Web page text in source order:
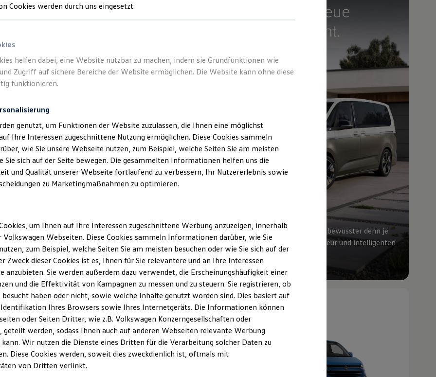
Der ID. Buzz
Ab 52.270,75 € inkl. MwSt.
Ab 43.925,00 € exkl. MwSt.
Platz da. Der neue
Multivan kommt.
Vielseitig wie gewohnt, selbstbewusster denn je:
mit neuer Front, neuem Interieur und intelligenten
Assistenzsystemen
Neuen Multivan entdecken
Neu
Der neue California
Ab 66.086,65 € inkl. MwSt.
Ab 55.535,00 € exkl. MwSt.
Mit Auf- und Umbaulösung Mit Auf- und Umbaulösung
Cookies werden durch uns eingesetzt:
helfen dabei, eine Website nutzbar zu machen, indem sie Grundfunktionen wie
Zugriff auf sichere Bereiche der Website ermöglichen. Die Website kann ohne diese
funktionieren.
genutzt, um Funktionen der Website zuzulassen, die Ihnen eine möglichst
Ihre Interessen zugeschnittene Nutzung ermöglichen. Diese Cookies sammeln
wie Sie unsere Webseite nutzen, zum Beispiel, welche Seiten Sie am meisten
Sie sich auf der Seite bewegen. Die gesammelten Informationen helfen uns die
und Qualität unserer Webseite fortlaufend zu verbessern, Ihr Nutzererlebnis sowie
zu Marketingmaßnahmen zu optimieren.
um Ihnen auf Ihre Interessen zugeschnittene Werbung anzuzeigen, innerhalb
Volkswagen Webseiten. Diese Cookies sammeln Informationen darüber, wie Sie
zum Beispiel, welche Seiten Sie am meisten besuchen oder wie Sie sich auf der
Zweck dieser Cookies ist es, Ihnen für Sie relevantere und an Ihre Interessen
anzubieten. Sie werden außerdem dazu verwendet, die Erscheinungshäufigkeit einer
und die Effektivität von Kampagnen zu messen und zu steuern. Sie registrieren, ob
besucht haben oder nicht, sowie welche Inhalte genutzt worden sind. Dies basiert auf
Ihres Browsers sowie Ihres Internetgeräts. Die Informationen können
oder Seiten Dritter, wie z.B. Volkswagen Konzerngesellschaften oder
geteilt werden, sodass Ihnen auch auf anderen Webseiten relevante Werbung
Wir nutzen die Dienste eines Dritten für die Verarbeitung solcher Daten zu
Diese Cookies werden, soweit dies zweckdienlich ist, oftmals mit
von Dritten verlinkt.